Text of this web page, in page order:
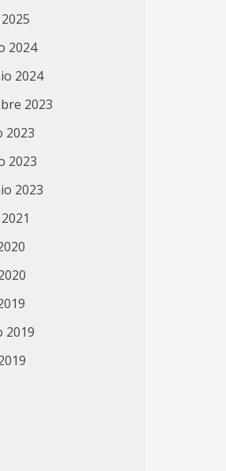
2024
2024
2023
2023
2023
2023
2019